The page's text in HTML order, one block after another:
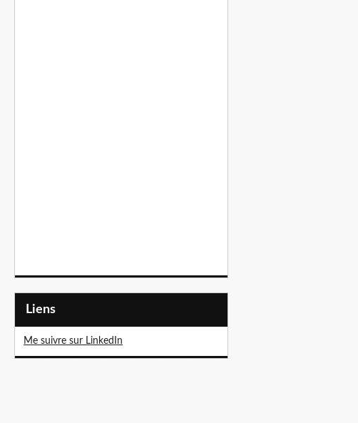
Liens
Me suivre sur LinkedIn